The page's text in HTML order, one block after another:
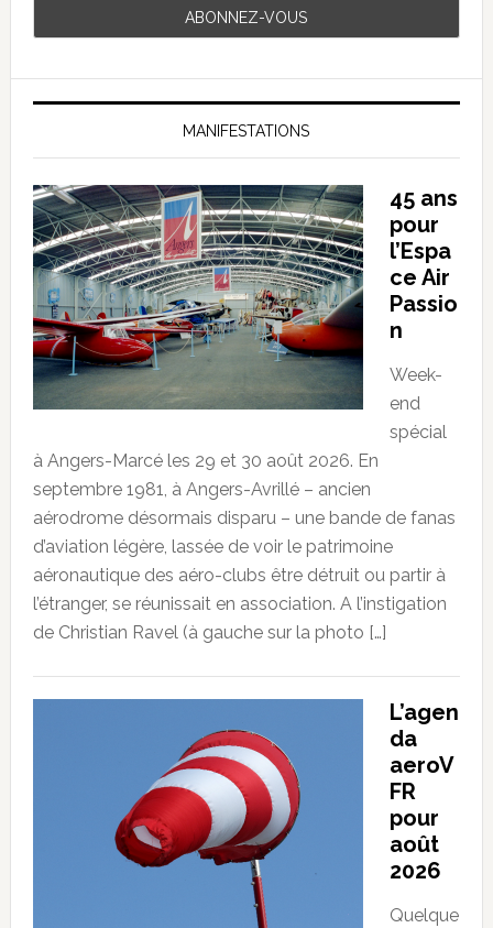
MANIFESTATIONS
45 ans
pour
l’Espa
ce Air
Passio
n
Week-
end
spécial
à Angers-Marcé les 29 et 30 août 2026. En
septembre 1981, à Angers-Avrillé – ancien
aérodrome désormais disparu – une bande de fanas
d’aviation légère, lassée de voir le patrimoine
aéronautique des aéro-clubs être détruit ou partir à
l’étranger, se réunissait en association. A l’instigation
de Christian Ravel (à gauche sur la photo […]
L’agen
da
aeroV
FR
pour
août
2026
Quelque